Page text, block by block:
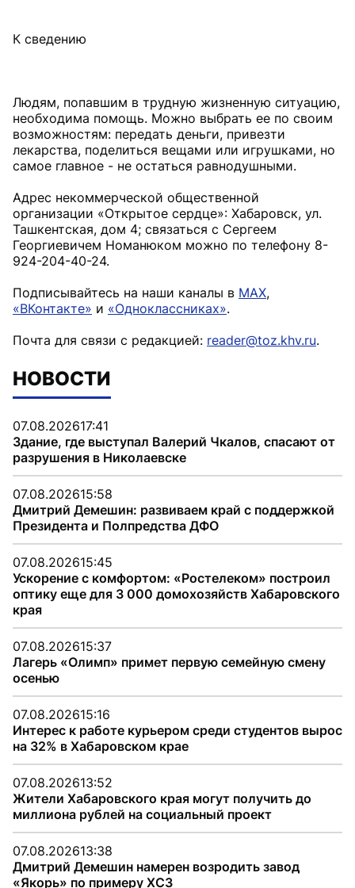
К сведению
Людям, попавшим в трудную жизненную ситуацию,
необходима помощь. Можно выбрать ее по своим
возможностям: передать деньги, привезти
лекарства, поделиться вещами или игрушками, но
самое главное - не остаться равнодушными.
Адрес некоммерческой общественной
организации «Открытое сердце»: Хабаровск, ул.
Ташкентская, дом 4; связаться с Сергеем
Георгиевичем Номанюком можно по телефону 8-
924-204-40-24.
Подписывайтесь на наши каналы в MAX,
«ВКонтакте» и «Одноклассниках».
Почта для связи с редакцией: reader@toz.khv.ru.
НОВОСТИ
07.08.202617:41
Здание, где выступал Валерий Чкалов, спасают от
разрушения в Николаевске
07.08.202615:58
Дмитрий Демешин: развиваем край с поддержкой
Президента и Полпредства ДФО
07.08.202615:45
Ускорение с комфортом: «Ростелеком» построил
оптику еще для 3 000 домохозяйств Хабаровского
края
07.08.202615:37
Лагерь «Олимп» примет первую семейную смену
осенью
07.08.202615:16
Интерес к работе курьером среди студентов вырос
на 32% в Хабаровском крае
07.08.202613:52
Жители Хабаровского края могут получить до
миллиона рублей на социальный проект
07.08.202613:38
Дмитрий Демешин намерен возродить завод
«Якорь» по примеру ХСЗ